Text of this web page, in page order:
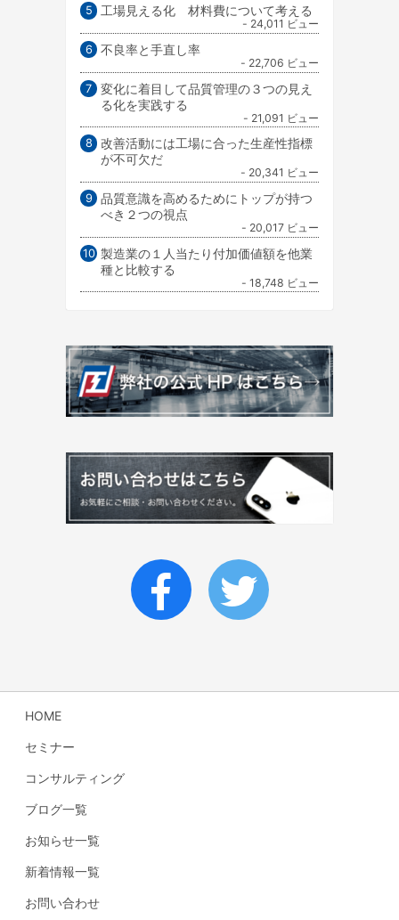
工場見える化 材料費について考える
- 24,011 ビュー
不良率と手直し率
- 22,706 ビュー
変化に着目して品質管理の３つの見え
る化を実践する
- 21,091 ビュー
改善活動には工場に合った生産性指標
が不可欠だ
- 20,341 ビュー
品質意識を高めるためにトップが持つ
べき２つの視点
- 20,017 ビュー
製造業の１人当たり付加価値額を他業
種と比較する
- 18,748 ビュー
HOME
セミナー
コンサルティング
ブログ一覧
お知らせ一覧
新着情報一覧
お問い合わせ